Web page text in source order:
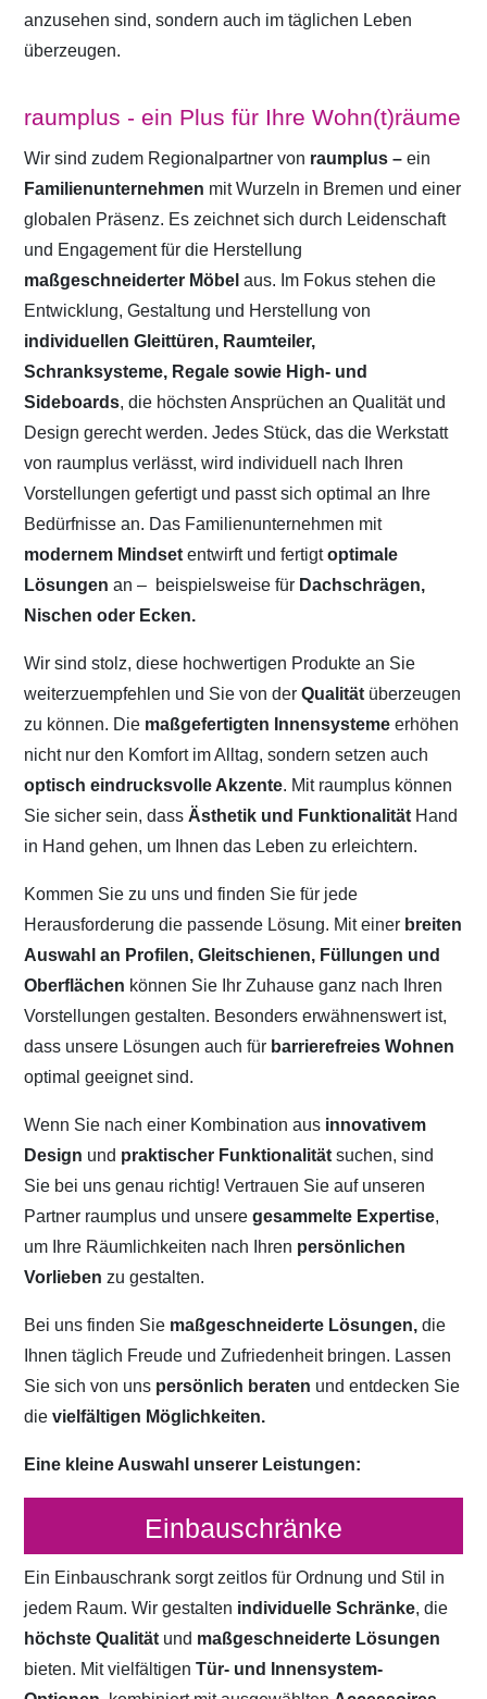
anzusehen sind, sondern auch im täglichen Leben
überzeugen.
raumplus - ein Plus für Ihre Wohn(t)räume
Wir sind zudem Regionalpartner von raumplus – ein
Familienunternehmen mit Wurzeln in Bremen und einer
globalen Präsenz. Es zeichnet sich durch Leidenschaft
und Engagement für die Herstellung
maßgeschneiderter Möbelaus. Im Fokus stehen die
Entwicklung, Gestaltung und Herstellung von
individuellen Gleittüren, Raumteiler,
Schranksysteme, Regale sowie High- und
Sideboards, die höchsten Ansprüchen an Qualität und
Design gerecht werden. Jedes Stück, das die Werkstatt
von raumplus verlässt, wird individuell nach Ihren
Vorstellungen gefertigt und passt sich optimal an Ihre
Bedürfnisse an. Das Familienunternehmen mit
modernem Mindset entwirft und fertigtoptimale
Lösungen an – beispielsweise für Dachschrägen,
Nischen oder Ecken.
Wir sind stolz, diese hochwertigen Produkte an Sie
weiterzuempfehlen und Sie von derQualität überzeugen
zu können. Die maßgefertigten Innensystemeerhöhen
nicht nur den Komfort im Alltag, sondern setzen auch
optisch eindrucksvolle Akzente. Mit raumplus können
Sie sicher sein, dass Ästhetik und Funktionalität Hand
in Hand gehen, um Ihnen das Leben zu erleichtern.
Kommen Sie zu uns und finden Sie für jede
Herausforderung die passende Lösung. Mit einer breiten
Auswahl an Profilen, Gleitschienen, Füllungen und
Oberflächen können Sie Ihr Zuhause ganz nach Ihren
Vorstellungen gestalten. Besonders erwähnenswert ist,
dass unsere Lösungen auch für barrierefreies Wohnen
optimal geeignet sind.
Wenn Sie nach einer Kombination aus innovativem
Design und praktischer Funktionalitätsuchen, sind
Sie bei uns genau richtig! Vertrauen Sie auf unseren
Partner raumplus und unseregesammelte Expertise,
um Ihre Räumlichkeiten nach Ihren persönlichen
Vorliebenzu gestalten.
Bei uns finden Sie maßgeschneiderte Lösungen, die
Ihnen täglich Freude und Zufriedenheit bringen. Lassen
Sie sich von uns persönlich beraten und entdecken Sie
dievielfältigen Möglichkeiten.
Eine kleine Auswahl unserer Leistungen:
Einbauschränke
Ein Einbauschrank sorgt zeitlos für Ordnung und Stil in
jedem Raum. Wir gestalten individuelle Schränke, die
höchste Qualität und maßgeschneiderte Lösungen
bieten. Mit vielfältigenTür- und Innensystem-